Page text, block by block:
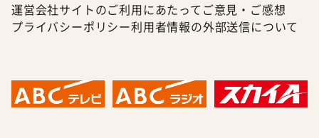
運営会社サイトのご利用にあたって ご意見・ご感想
プライバシーポリシー利用者情報の外部送信について